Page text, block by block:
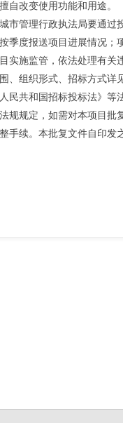
自改变使用功能和用途。
市管理行政执法局要通
季度报送项目进展情况
实施监管，依法处理有关
、组织形式、招标方式详
民共和国招标投标法》等
规规定，如需对本项目
手续。本批复文件自印发